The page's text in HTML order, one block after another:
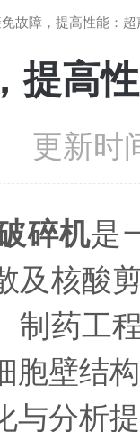
故障，提高性能：
提高
更新时
碎机是
及核酸
制药工
胞壁结
与分析